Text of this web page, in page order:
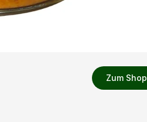
Zum Shop